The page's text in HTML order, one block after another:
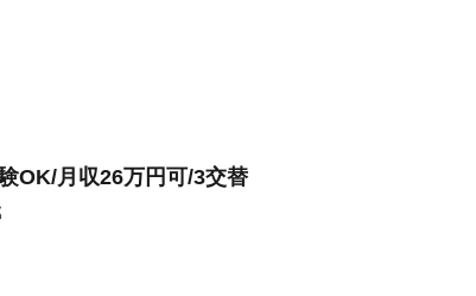
OK/月収26万円可/3交替